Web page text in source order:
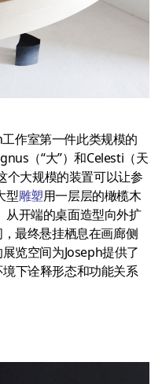
作室第一件此类规模的
（“大”）和Celesti（天
个大规模的装置可以让参
型雕塑用一层层的橄榄木
从开端的桌面造型向外扩
最终悬挂栖息在画廊侧
览空间为Joseph提供了
下诠释形态和功能关系